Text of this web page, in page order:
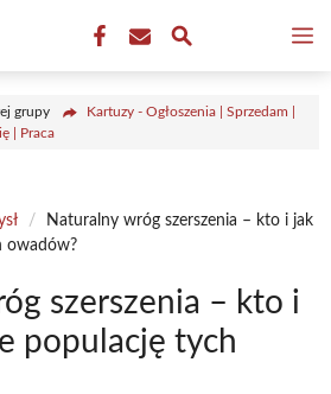
grupy
Kartuzy - Ogłoszenia | Sprzedam |
| Praca
/
Naturalny wróg szerszenia – kto i jak
owadów?
szerszenia – kto i
populację tych